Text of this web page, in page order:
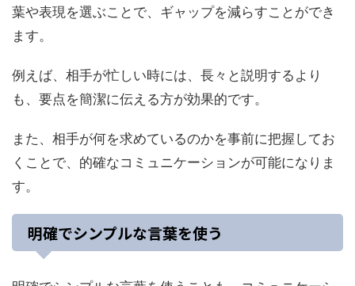
葉や表現を選ぶことで、ギャップを減らすことができ
ます。
例えば、相手が忙しい時には、長々と説明するより
も、要点を簡潔に伝える方が効果的です。
また、相手が何を求めているのかを事前に把握してお
くことで、的確なコミュニケーションが可能になりま
す。
明確でシンプルな言葉を使う